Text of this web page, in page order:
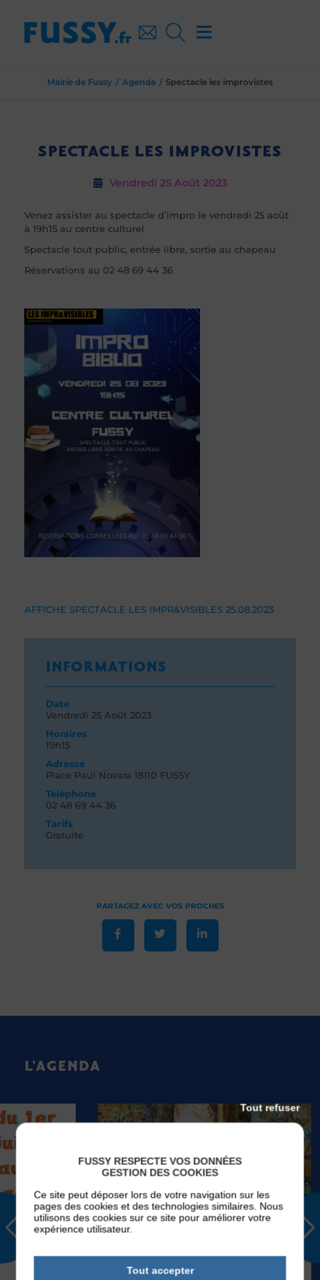
Mairie de Fussy Agenda Spectacle les improvistes
SPECTACLE LES IMPROVISTES
Vendredi 25 Août 2023
Venez assister au spectacle d’impro le vendredi 25 août
à 19h15 au centre culturel
Spectacle tout public, entrée libre, sortie au chapeau
Réservations au 02 48 69 44 36
AFFICHE SPECTACLE LES IMPR&VISIBLES 25.08.2023
INFORMATIONS
Date
Vendredi 25 Août 2023
Horaires
19h15
Adresse
Place Paul Novara 18110 FUSSY
Téléphone
02 48 69 44 36
Tarifs
Gratuite
L'AGENDA
EVÉNEMENTS
Mardi 01 Sep 2026
FUSSY RESPECTE VOS DONNÉES
GESTION DES COOKIES
Ce site peut déposer lors de votre navigation sur les
pages des cookies et des technologies similaires. Nous
utilisons des cookies sur ce site pour améliorer votre
expérience utilisateur.
Tout accepter
Tout refuser